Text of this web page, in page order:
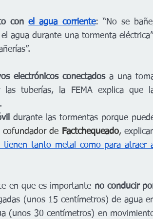
con el agua corriente: “No se
agua durante una tormenta
electrónicos conectados a una
tuberías, la FEMA explica que
durante las tormentas porque
cofundador de Factchequeado,
tanto metal como para atraer
en que es importante no conducir
(unos 15 centímetros) de agua
(unos 30 centímetros) en